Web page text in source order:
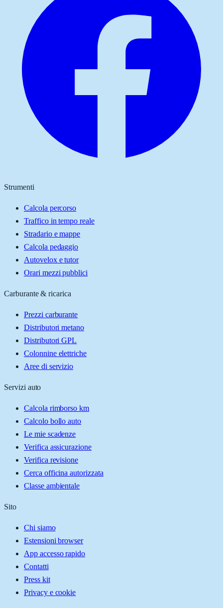
Strumenti
Calcola percorso
Traffico in tempo reale
Stradario e mappe
Calcola pedaggio
Autovelox e tutor
Orari mezzi pubblici
Carburante & ricarica
Prezzi carburante
Distributori metano
Distributori GPL
Colonnine elettriche
Aree di servizio
Servizi auto
Calcola rimborso km
Calcolo bollo auto
Le mie scadenze
Verifica assicurazione
Verifica revisione
Cerca officina autorizzata
Classe ambientale
Sito
Chi siamo
Estensioni browser
App accesso rapido
Contatti
Press kit
Privacy e cookie